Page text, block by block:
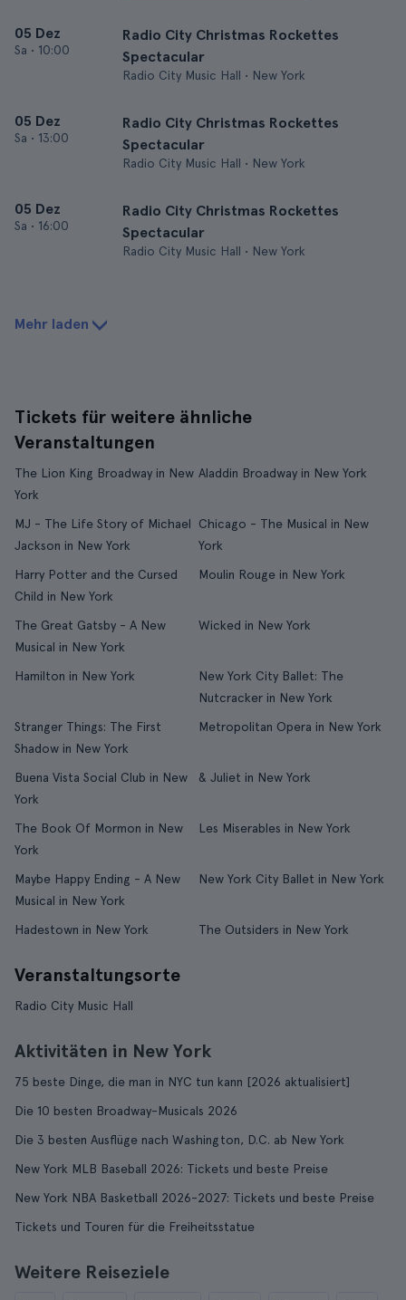
05 Dez
Sa • 10:00
Radio City Christmas Rockettes
Spectacular
Radio City Music Hall • New York
05 Dez
Sa • 13:00
Radio City Christmas Rockettes
Spectacular
Radio City Music Hall • New York
05 Dez
Sa • 16:00
Radio City Christmas Rockettes
Spectacular
Radio City Music Hall • New York
Mehr laden
Tickets für weitere ähnliche
Veranstaltungen
The Lion King Broadway in New
York
Aladdin Broadway in New York
MJ - The Life Story of Michael
Jackson in New York
Chicago - The Musical in New
York
Harry Potter and the Cursed
Child in New York
Moulin Rouge in New York
The Great Gatsby - A New
Musical in New York
Wicked in New York
Hamilton in New York
New York City Ballet: The
Nutcracker in New York
Stranger Things: The First
Shadow in New York
Metropolitan Opera in New York
Buena Vista Social Club in New
York
& Juliet in New York
The Book Of Mormon in New
York
Les Miserables in New York
Maybe Happy Ending - A New
Musical in New York
New York City Ballet in New York
Hadestown in New York The Outsiders in New York
Veranstaltungsorte
Radio City Music Hall
Aktivitäten in New York
75 beste Dinge, die man in NYC tun kann [2026 aktualisiert]
Die 10 besten Broadway-Musicals 2026
Die 3 besten Ausflüge nach Washington, D.C. ab New York
New York MLB Baseball 2026: Tickets und beste Preise
New York NBA Basketball 2026-2027: Tickets und beste Preise
Tickets und Touren für die Freiheitsstatue
Weitere Reiseziele